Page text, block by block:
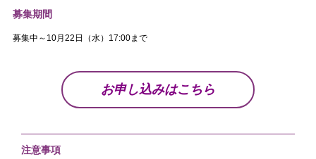
募集期間
募集中～10月22日（水）17:00まで
お申し込みはこちら
注意事項